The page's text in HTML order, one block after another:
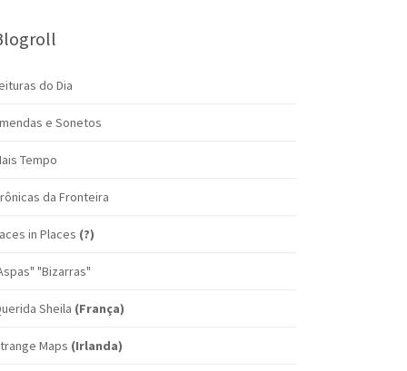
do Dia
e Sonetos
Tempo
da Fronteira
in Places (?)
"Bizarras"
Sheila (França)
Maps (Irlanda)